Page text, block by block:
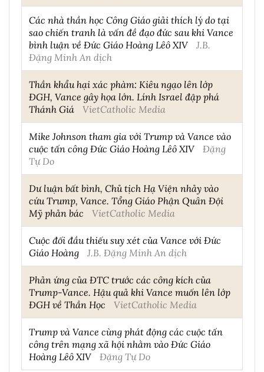
Các nhà thần học Công Giáo giải thích lý do tại
sao chiến tranh là vấn đề đạo đức sau khi Vance
bình luận về Đức Giáo Hoàng Lêô XIV
J.B.
Đặng Minh An dịch
Thần khẩu hại xác phàm: Kiêu ngạo lên lớp
ĐGH, Vance gây họa lớn. Lính Israel đập phá
Thánh Giá
VietCatholic Media
Mike Johnson tham gia với Trump và Vance vào
cuộc tấn công Đức Giáo Hoàng Lêô XIV
Đặng
Tự Do
Dư luận bất bình, Chủ tịch Hạ Viện nhảy vào
cứu Trump, Vance. Tổng Giáo Phận Quân Đội
Mỹ phản bác
VietCatholic Media
Cuộc đối đầu thiếu suy xét của Vance với Đức
Giáo Hoàng
J.B. Đặng Minh An dịch
Phản ứng của ĐTC trước các công kích của
Trump-Vance. Hậu quả khi Vance muốn lên lớp
ĐGH về Thần Học
VietCatholic Media
Trump và Vance cùng phát động các cuộc tấn
công trên mạng xã hội nhằm vào Đức Giáo
Hoàng Lêô XIV
Đặng Tự Do